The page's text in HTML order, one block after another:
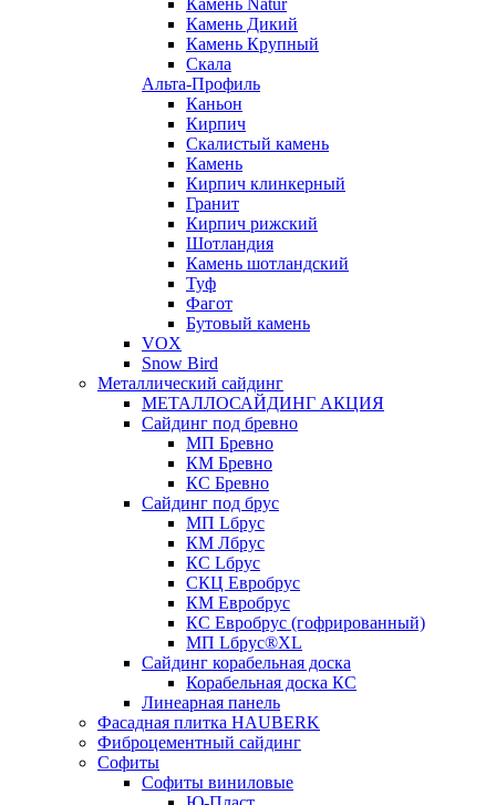
Камень Natur
Камень Дикий
Камень Крупный
Скала
Альта-Профиль
Каньон
Кирпич
Скалистый камень
Камень
Кирпич клинкерный
Гранит
Кирпич рижский
Шотландия
Камень шотландский
Туф
Фагот
Бутовый камень
VOX
Snow Bird
Металлический сайдинг
МЕТАЛЛОСАЙДИНГ АКЦИЯ
Сайдинг под бревно
МП Бревно
КМ Бревно
КС Бревно
Сайдинг под брус
МП Lбрус
КМ Лбрус
КС Lбрус
СКЦ Евробрус
КМ Евробрус
КС Евробрус (гофрированный)
МП Lбрус®XL
Сайдинг корабельная доска
Корабельная доска КС
Линеарная панель
Фасадная плитка HAUBERK
Фиброцементный сайдинг
Софиты
Софиты виниловые